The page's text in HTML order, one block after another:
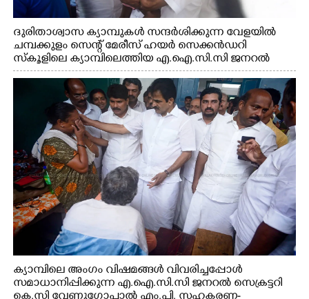
ദുരിതാശ്വാസ ക്യാമ്പുകൾ സന്ദർശിക്കുന്ന വേളയിൽ
ചമ്പക്കുളം സെന്റ് മേരീസ് ഹയർ സെക്കൻഡറി
സ്കൂളിലെ ക്യാമ്പിലെത്തിയ എ.ഐ.സി.സി ജനറൽ
സെക്രട്ടറി കെ.സി വേണുഗോപാൽ എം.പി കുരുന്നിനെ
എടുത്ത് ലാളിച്ചപ്പോൾ. സഹകരണ-എക്സൈസ്
വകുപ്പ് മന്ത്രി എം. ലിജു, കൃഷിവകുപ്പ് മന്ത്രി ടി. സിദ്ദിഖ്,
റെജി ചെറിയാൻ എം. എൽ. എ എന്നിവർ സമീപം
ക്യാമ്പിലെ അംഗം വിഷമങ്ങൾ വിവരിച്ചപ്പോൾ
സമാധാനിപ്പിക്കുന്ന എ.ഐ.സി.സി ജനറൽ സെക്രട്ടറി